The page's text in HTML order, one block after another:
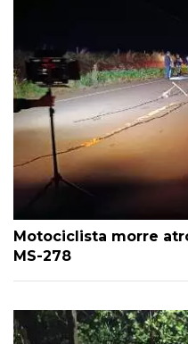
Motociclista morre
MS-278